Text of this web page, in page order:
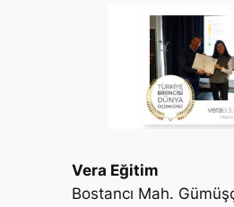
Vera Eğitim
Bostancı Mah.